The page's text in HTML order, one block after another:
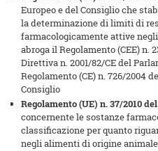
Europeo e del Consiglio che
la determinazione di limiti di
farmacologicamente attive
abroga il Regolamento (CEE) n.
Direttiva n. 2001/82/CE del
Regolamento (CE) n. 726/2004
Consiglio
Regolamento (UE) n. 37/2010del
concernente le sostanze
classificazione per quanto
negli alimenti di origine animale